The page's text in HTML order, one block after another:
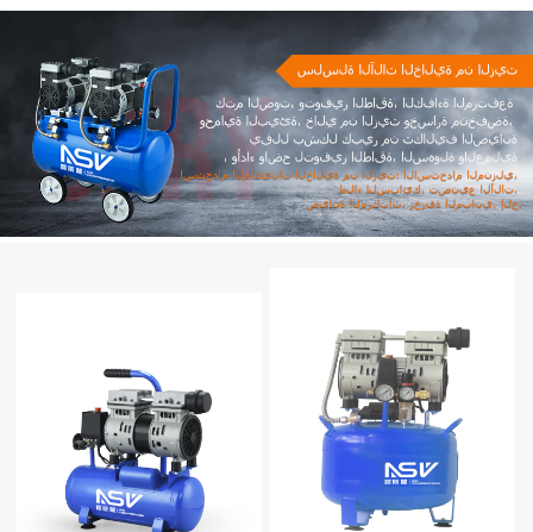
سلسلة ضاغط الهواء الخالي من الزيت ASL
سلسلة الحزام الناقل
يغلق